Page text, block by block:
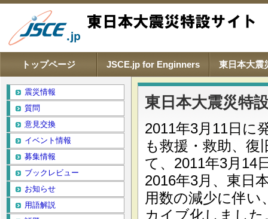
東日本大震災特
2011年3月11日に
も救援・救助、復
て、2011年3月14
2016年3月、東日
用数の減少に伴い
カイブ化しました
Main menu
トップページ JSCE.jp for Enginners 東日本大震
震災情報
質問
意見交換
イベント情報
募集情報
ブックレビュー
お知らせ
用語解説